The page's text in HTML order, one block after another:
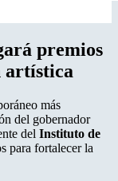
premios
artística
más
del gobernador
del Instituto de
para fortalecer la